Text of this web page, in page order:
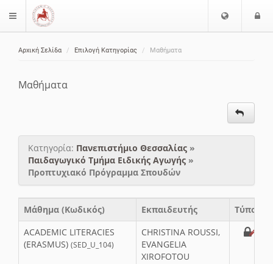
$langMenu
Γ
λ
ώ
ς
Αρχική Σελίδα Επιλογή Κατηγορίας Μαθήματα
Μαθήματα
Κατηγορία: Πανεπιστήμιο Θεσσαλίας »
Παιδαγωγικό Τμήμα Ειδικής Αγωγής »
Προπτυχιακό Πρόγραμμα Σπουδών
Μάθημα (Κωδικός) Εκπαιδευτής
Τύπος
ACADEMIC LITERACIES
(ERASMUS) (SED_U_104)
CHRISTINA ROUSSI,
EVANGELIA
XIROFOTOU